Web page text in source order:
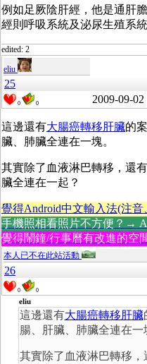
例如足厥陰肝經，他是通肝
經則呼吸系統及泌尿生殖系統
edited: 2
eliu
25
0 0 2009-09-02
這邊還有大腸癌轉移肝臟的
臟、肺臟全連在一塊。
其實除了血液淋巴轉移，還
臟全連在一起？
覺得Android中文輸入法(注
手機照相看照片不方便？→
覺得鬧鐘/行事曆有改進的空
本人已不在此站活動
26
0 0
eliu
這邊還有大腸癌轉移肝臟
腸、肝臟、肺臟全連在一
其實除了血液淋巴轉移